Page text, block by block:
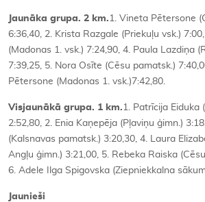
Jaunāka grupa. 2 km.1. Vineta Pētersone
6:36,40, 2. Krista Razgale (Priekuļu vsk.)
(Madonas 1. vsk.) 7:24,90, 4. Paula Lazdiņa
7:39,25, 5. Nora Osīte (Cēsu pamatsk.)
Pētersone (Madonas 1. vsk.)7:42,80.
Visjaunākā grupa. 1 km.1. Patrīcija Eiduka
2:52,80, 2. Enia Kaņepēja (Pļaviņu ģimn.)
(Kalsnavas pamatsk.) 3:20,30, 4. Laura
Angļu ģimn.) 3:21,00, 5. Rebeka Raiska
6. Adele Ilga Spigovska (Ziepniekkalna
Jaunieši